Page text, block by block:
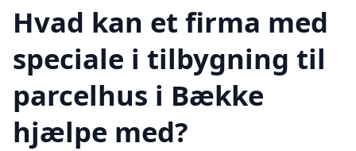
Hvad kan et firma med
speciale i tilbygning til
parcelhus i Bække
hjælpe med?